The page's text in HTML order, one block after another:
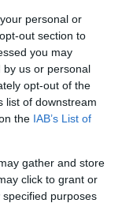
personal or
out section to
you may
by us or personal
opt-out of the
list of downstream
the IAB’s List of
gather and store
click to grant or
purposes
1 napja